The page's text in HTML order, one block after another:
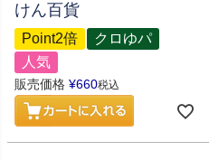
けん百貨
Point2倍
クロゆパ
人気
販売価格 ¥660税込